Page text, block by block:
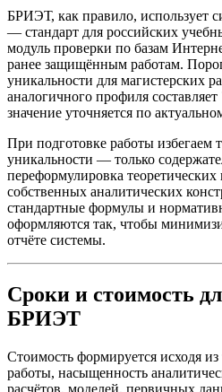
БРИЭТ, как правило, использует
— стандарт для российских
модуль проверки по базам
ранее защищённым работам.
уникальности для магистерских
аналогичного профиля
значение уточняется по
При подготовке работы избегаем
уникальности — только
переформулировка
собственных аналитических
стандартные формулы и
оформляются так, чтобы
отчёте системы.
Сроки и стоимость
БРИЭТ
Стоимость формируется исходя
работы, насыщенность
расчётов, моделей, первичных